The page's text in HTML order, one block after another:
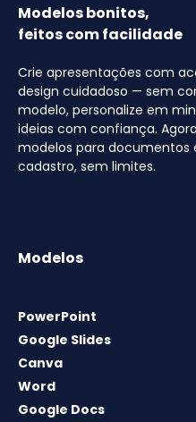
Modelos bonitos,
feitos com facilidade
Crie apresentações com
design cuidadoso — sem
modelo, personalize em
ideias com confiança.
modelos para documentos
cadastro, sem limites.
Modelos
PowerPoint
Google Slides
Canva
Word
Google Docs